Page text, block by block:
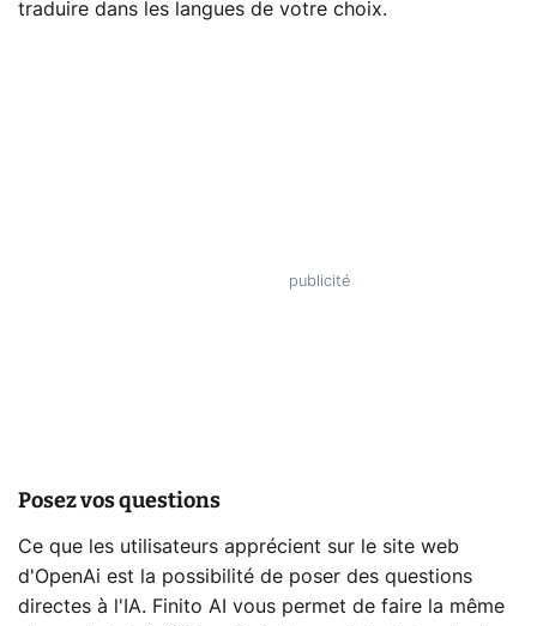
traduire dans les langues de votre choix.
Posez vos questions
Ce que les utilisateurs apprécient sur le site web
d'OpenAi est la possibilité de poser des questions
directes à l'IA. Finito AI vous permet de faire la même